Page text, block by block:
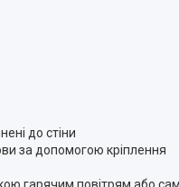
до стіни
за допомогою кріплення